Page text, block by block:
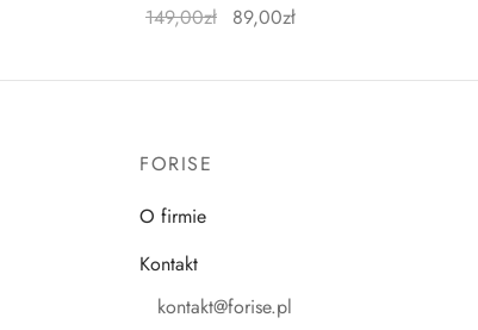
149,00zł 89,00zł
FORISE
O firmie
Kontakt
kontakt@forise.pl